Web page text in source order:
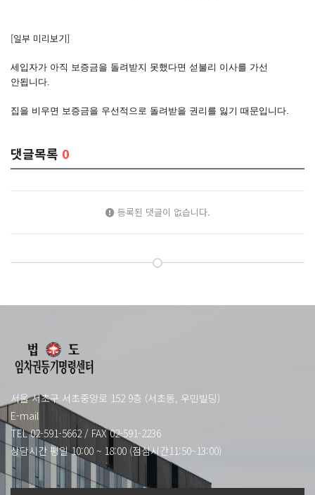
[일부 미리보기]
세입자가 아직 보증금을 돌려받지 못했다면 섣불리 이사를 가선
안됩니다.
집을 비우면 보증금을 우선적으로 돌려받을 권리를 잃기 때문입니다.
댓글목록 0
등록된 댓글이 없습니다.
서울 서초구 서초중앙로 152 9층 (서초동, 우민빌딩)
E-mail
TEL 02-591-5662 / FAX 02-591-2236
상담시간 평일 10:00 ~ 18:00 (점심시간11:50~13:00)